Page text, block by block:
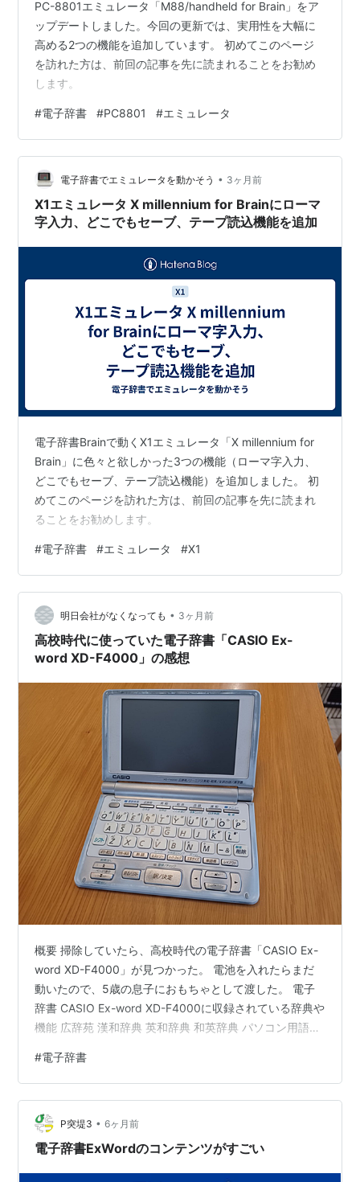
PC-8801エミュレータ「M88/handheld for Brain」をア
ップデートしました。今回の更新では、実用性を大幅に
高める2つの機能を追加しています。 初めてこのページ
を訪れた方は、前回の記事を先に読まれることをお勧め
します。
#電子辞書 #PC8801 #エミュレータ
電子辞書でエミュレータを動かそう • 3ヶ月前
X1エミュレータ X millennium for Brainにローマ
字入力、どこでもセーブ、テープ読込機能を追加
電子辞書Brainで動くX1エミュレータ「X millennium for
Brain」に色々と欲しかった3つの機能（ローマ字入力、
どこでもセーブ、テープ読込機能）を追加しました。 初
めてこのページを訪れた方は、前回の記事を先に読まれ
ることをお勧めします。
#電子辞書 #エミュレータ #X1
明日会社がなくなっても • 3ヶ月前
高校時代に使っていた電子辞書「CASIO Ex-
word XD-F4000」の感想
概要 掃除していたら、高校時代の電子辞書「CASIO Ex-
word XD-F4000」が見つかった。 電池を入れたらまだ
動いたので、5歳の息子におもちゃとして渡した。 電子
辞書 CASIO Ex-word XD-F4000に収録されている辞典や
機能 広辞苑 漢和辞典 英和辞典 和英辞典 パソコン用語事
故事ことわざ辞典 四字熟語辞典 日本史／世界史事典 日
本語キーワード例文検索 複数辞書検索 辞典機能を使って
いるときの便利な機能 電卓
https://support.casio.jp/storage/pdf/003/XDF4000.pd
…
#電子辞書
P突堤3 • 6ヶ月前
電子辞書ExWordのコンテンツがすごい